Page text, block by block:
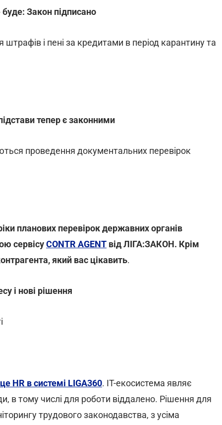
Закон підписано
і пені за кредитами в період карантину та
тепер є законними
проведення документальних перевірок
планових перевірок державних органів
сервісуCONTR AGENT від ЛІГА:ЗАКОН. Крім
який вас цікавить.
і нові рішення
HR в системі LIGA360. IT-екосистема являє
в тому числі для роботи віддалено. Рішення для
трудового законодавства, з усіма